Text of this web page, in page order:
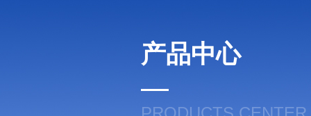
产品中心